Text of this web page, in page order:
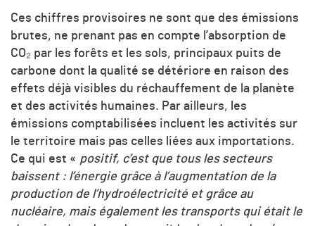
Ces chiffres provisoires ne sont que des émissions
brutes, ne prenant pas en compte l’absorption de
CO₂ par les forêts et les sols, principaux puits de
carbone dont la qualité se détériore en raison des
effets déjà visibles du réchauffement de la planète
et des activités humaines. Par ailleurs, les
émissions comptabilisées incluent les activités sur
le territoire mais pas celles liées aux importations.
Ce qui est « positif, c’est que tous les secteurs
baissent : l’énergie grâce à l’augmentation de la
production de l’hydroélectricité et grâce au
nucléaire, mais également les transports qui était le